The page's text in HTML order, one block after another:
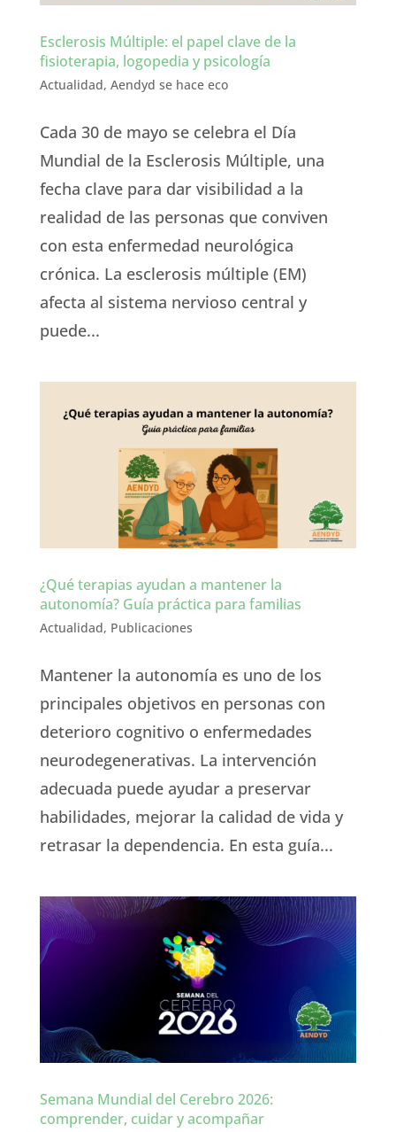
Esclerosis Múltiple: el papel clave de la
fisioterapia, logopedia y psicología
Actualidad, Aendyd se hace eco
Cada 30 de mayo se celebra el Día
Mundial de la Esclerosis Múltiple, una
fecha clave para dar visibilidad a la
realidad de las personas que conviven
con esta enfermedad neurológica
crónica. La esclerosis múltiple (EM)
afecta al sistema nervioso central y
puede...
¿Qué terapias ayudan a mantener la
autonomía? Guía práctica para familias
Actualidad, Publicaciones
Mantener la autonomía es uno de los
principales objetivos en personas con
deterioro cognitivo o enfermedades
neurodegenerativas. La intervención
adecuada puede ayudar a preservar
habilidades, mejorar la calidad de vida y
retrasar la dependencia. En esta guía...
Semana Mundial del Cerebro 2026:
comprender, cuidar y acompañar